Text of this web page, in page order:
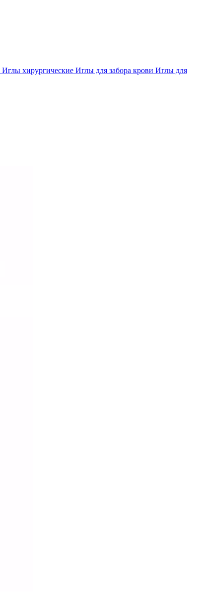
Иглы хирургические Иглы для забора крови Иглы для